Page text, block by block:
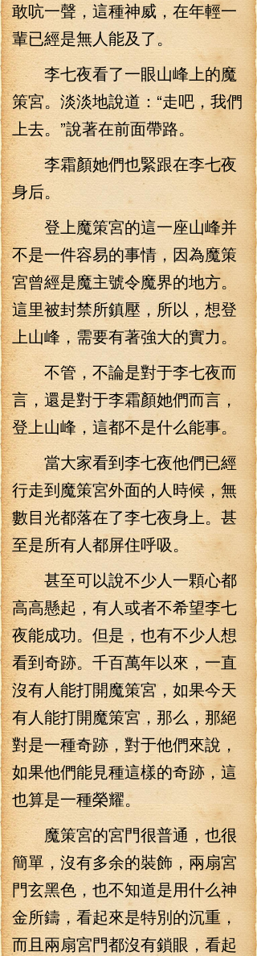
敢吭一聲，這種神威，在年輕一
輩已經是無人能及了。
李七夜看了一眼山峰上的魔
策宮。淡淡地說道：“走吧，我們
上去。”說著在前面帶路。
李霜顏她們也緊跟在李七夜
身后。
登上魔策宮的這一座山峰并
不是一件容易的事情，因為魔策
宮曾經是魔主號令魔界的地方。
這里被封禁所鎮壓，所以，想登
上山峰，需要有著強大的實力。
不管，不論是對于李七夜而
言，還是對于李霜顏她們而言，
登上山峰，這都不是什么能事。
當大家看到李七夜他們已經
行走到魔策宮外面的人時候，無
數目光都落在了李七夜身上。甚
至是所有人都屏住呼吸。
甚至可以說不少人一顆心都
高高懸起，有人或者不希望李七
夜能成功。但是，也有不少人想
看到奇跡。千百萬年以來，一直
沒有人能打開魔策宮，如果今天
有人能打開魔策宮，那么，那絕
對是一種奇跡，對于他們來說，
如果他們能見種這樣的奇跡，這
也算是一種榮耀。
魔策宮的宮門很普通，也很
簡單，沒有多余的裝飾，兩扇宮
門玄黑色，也不知道是用什么神
金所鑄，看起來是特別的沉重，
而且兩扇宮門都沒有鎖眼，看起